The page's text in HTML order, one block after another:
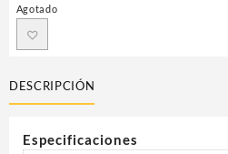
Agotado
DESCRIPCIÓN
Especificaciones